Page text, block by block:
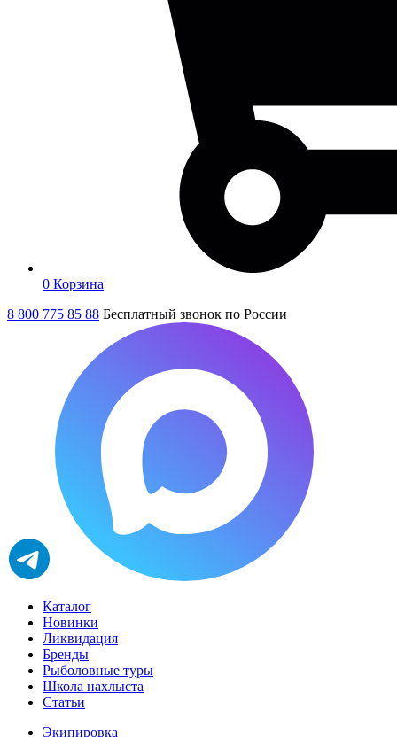
0 Корзина
8 800 775 85 88 Бесплатный звонок по России
Каталог
Новинки
Ликвидация
Бренды
Рыболовные туры
Школа нахлыста
Статьи
Экипировка